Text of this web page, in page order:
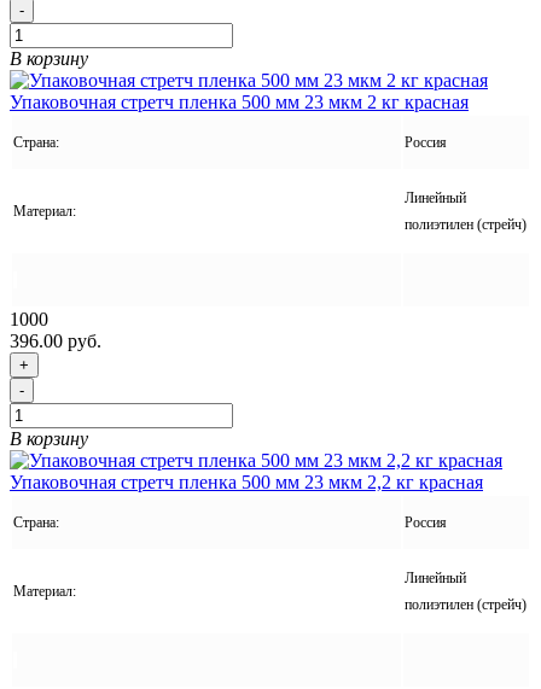
-
В корзину
Упаковочная стретч пленка 500 мм 23 мкм 2 кг красная
Страна: Россия
Материал:
Линейный
полиэтилен (стрейч)
1000
396.00 руб.
+
-
В корзину
Упаковочная стретч пленка 500 мм 23 мкм 2,2 кг красная
Страна: Россия
Материал:
Линейный
полиэтилен (стрейч)